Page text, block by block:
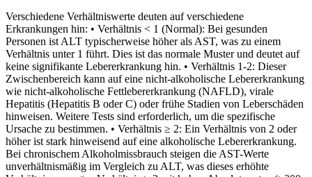
Verschiedene Verhältniswerte deuten auf verschiedene
Erkrankungen hin: • Verhältnis < 1 (Normal): Bei gesunden
Personen ist ALT typischerweise höher als AST, was zu einem
Verhältnis unter 1 führt. Dies ist das normale Muster und deutet auf
keine signifikante Lebererkrankung hin. • Verhältnis 1-2: Dieser
Zwischenbereich kann auf eine nicht-alkoholische Lebererkrankung
wie nicht-alkoholische Fettlebererkrankung (NAFLD), virale
Hepatitis (Hepatitis B oder C) oder frühe Stadien von Leberschäden
hinweisen. Weitere Tests sind erforderlich, um die spezifische
Ursache zu bestimmen. • Verhältnis ≥ 2: Ein Verhältnis von 2 oder
höher ist stark hinweisend auf eine alkoholische Lebererkrankung.
Bei chronischem Alkoholmissbrauch steigen die AST-Werte
unverhältnismäßig im Vergleich zu ALT, was dieses erhöhte